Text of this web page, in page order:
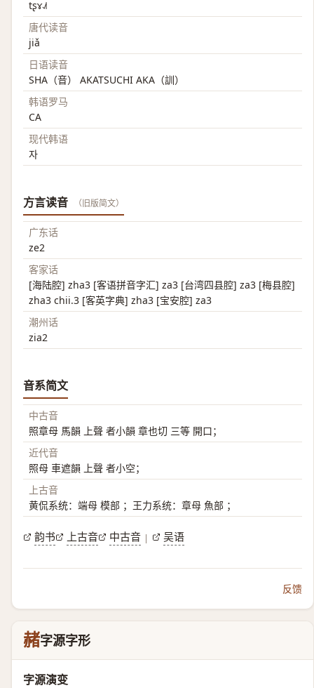
tʂɤ˨˩˦
唐代读音
jiǎ
日语读音
SHA（音） AKATSUCHI AKA（訓）
韩语罗马
CA
现代韩语
자
方言读音 （旧版简文）
广东话
ze2
客家话
[海陆腔] zha3 [客语拼音字汇] za3 [台湾四县腔] za3 [梅县腔]
zha3 chii.3 [客英字典] zha3 [宝安腔] za3
潮州话
zia2
音系简文
中古音
照章母 馬韻 上聲 者小韻 章也切 三等 開口；
近代音
照母 車遮韻 上聲 者小空；
上古音
黄侃系统：端母 模部 ；王力系统：章母 魚部 ；
韵书 上古音 中古音 | 吴语
反馈
赭字源字形
字源演变